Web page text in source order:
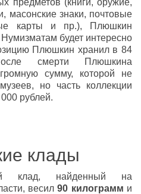
масонские знаки, почтовые
карты и пр.), Плюшкин
будет интересно
Плюшкин хранил в 84
смерти Плюшкина
сумму, которой не
но часть коллекции
рублей.
клады
клад, найденный на
весил90 килограмм и